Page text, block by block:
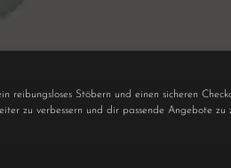
reibungsloses Stöbern und einen sicheren
zu verbessern und dir passende Angebote